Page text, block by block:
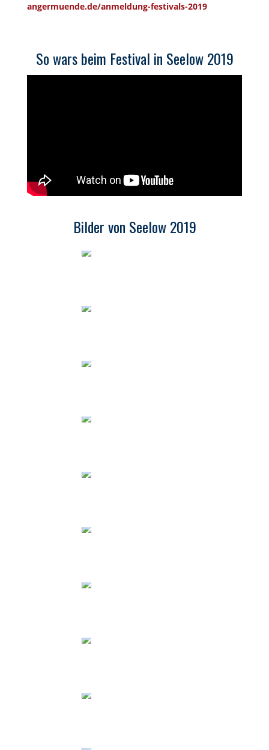
angermuende.de/anmeldung-festivals-2019
So wars beim Festival in Seelow 2019
Bilder von Seelow 2019